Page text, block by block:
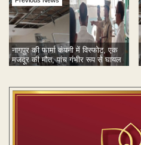
नागपुर की फार्मा कंपनी में विस्फोट, एक
मजदूर की मौत, पांच गंभीर रूप से घायल